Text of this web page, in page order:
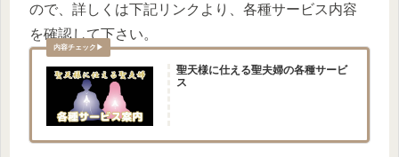
ので、詳しくは下記リンクより、各種サービス内容
を確認して下さい。
聖天様に仕える聖夫婦の各種サービ
ス